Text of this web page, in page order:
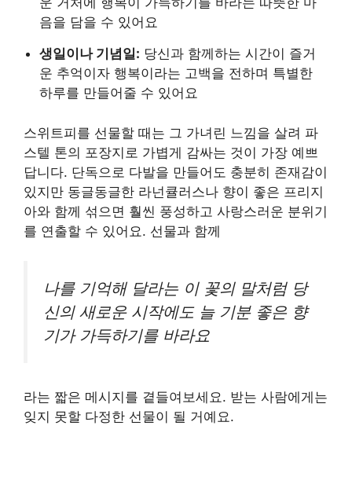
음을 담을 수 있어요
생일이나 기념일: 당신과 함께하는 시간이 즐거
운 추억이자 행복이라는 고백을 전하며 특별한
하루를 만들어줄 수 있어요
스위트피를 선물할 때는 그 가녀린 느낌을 살려 파
스텔 톤의 포장지로 가볍게 감싸는 것이 가장 예쁘
답니다. 단독으로 다발을 만들어도 충분히 존재감이
있지만 동글동글한 라넌큘러스나 향이 좋은 프리지
아와 함께 섞으면 훨씬 풍성하고 사랑스러운 분위기
를 연출할 수 있어요. 선물과 함께
나를 기억해 달라는 이 꽃의 말처럼 당
신의 새로운 시작에도 늘 기분 좋은 향
기가 가득하기를 바라요
라는 짧은 메시지를 곁들여보세요. 받는 사람에게는
잊지 못할 다정한 선물이 될 거예요.